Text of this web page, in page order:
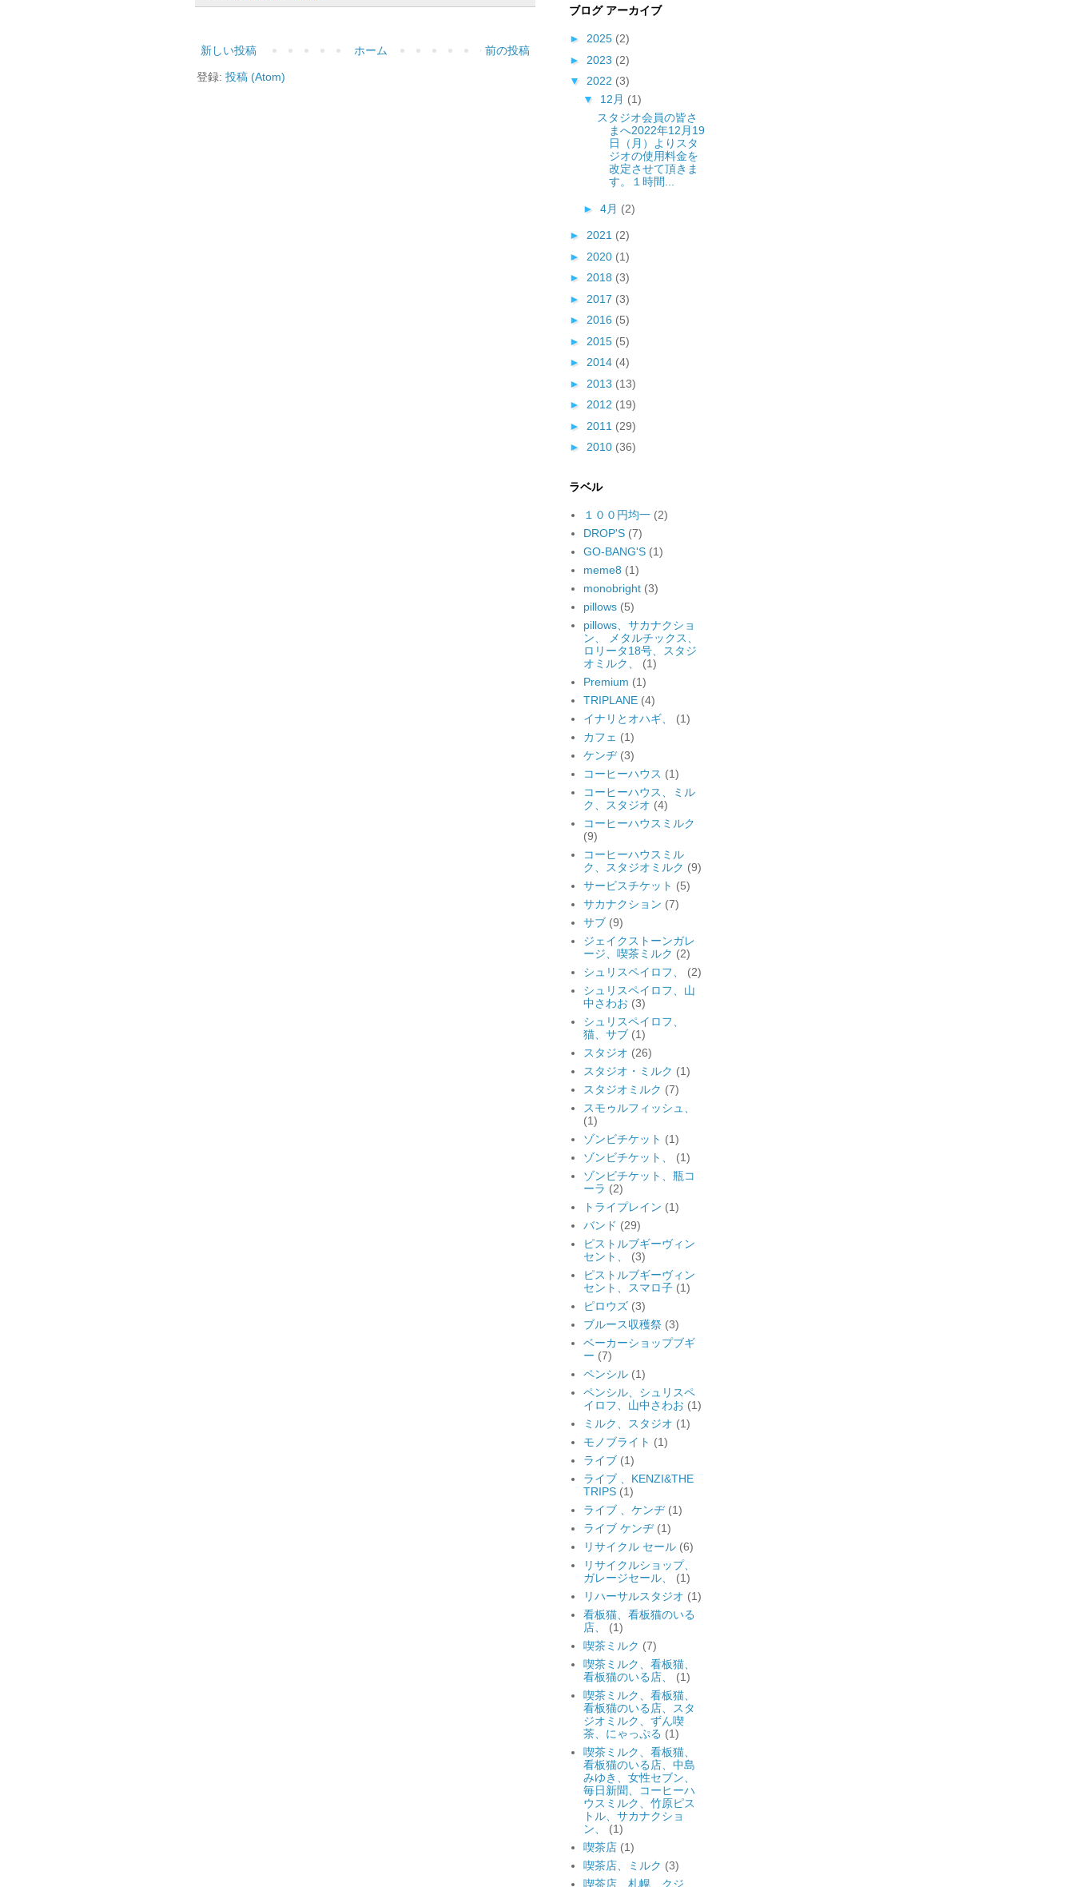
新しい投稿 前の投稿
ホーム
登録: 投稿 (Atom)
ブログ アーカイブ
► 2025 (2)
► 2023 (2)
▼ 2022 (3)
▼ 12月 (1)
スタジオ会員の皆さ
まへ2022年12月19
日（月）よりスタ
ジオの使用料金を
改定させて頂きま
す。１時間...
► 4月 (2)
► 2021 (2)
► 2020 (1)
► 2018 (3)
► 2017 (3)
► 2016 (5)
► 2015 (5)
► 2014 (4)
► 2013 (13)
► 2012 (19)
► 2011 (29)
► 2010 (36)
ラベル
１００円均一 (2)
DROP'S (7)
GO-BANG'S (1)
meme8 (1)
monobright (3)
pillows (5)
pillows、サカナクショ
ン、 メタルチックス、
ロリータ18号、スタジ
オミルク、
(1)
Premium (1)
TRIPLANE (4)
イナリとオハギ、
(1)
カフェ (1)
ケンヂ (3)
コーヒーハウス (1)
コーヒーハウス、ミル
ク、スタジオ (4)
コーヒーハウスミルク
(9)
コーヒーハウスミル
ク、スタジオミルク (9)
サービスチケット (5)
サカナクション (7)
サブ (9)
ジェイクストーンガレ
ージ、喫茶ミルク (2)
シュリスペイロフ、
(2)
シュリスペイロフ、山
中さわお (3)
シュリスペイロフ、
猫、サブ (1)
スタジオ (26)
スタジオ・ミルク (1)
スタジオミルク (7)
スモゥルフィッシュ、
(1)
ゾンビチケット (1)
ゾンビチケット、
(1)
ゾンビチケット、瓶コ
ーラ (2)
トライプレイン (1)
バンド (29)
ピストルブギーヴィン
セント、
(3)
ピストルブギーヴィン
セント、スマロ子 (1)
ピロウズ (3)
ブルース収穫祭 (3)
ベーカーショップブギ
ー (7)
ペンシル (1)
ペンシル、シュリスペ
イロフ、山中さわお (1)
ミルク、スタジオ (1)
モノブライト (1)
ライブ (1)
ライブ 、KENZI&THE
TRIPS (1)
ライブ 、ケンヂ (1)
ライブ ケンヂ (1)
リサイクル セール (6)
リサイクルショップ、
ガレージセール、
(1)
リハーサルスタジオ (1)
看板猫、看板猫のいる
店、
(1)
喫茶ミルク (7)
喫茶ミルク、看板猫、
看板猫のいる店、
(1)
喫茶ミルク、看板猫、
看板猫のいる店、スタ
ジオミルク、ずん喫
茶、にゃっぷる (1)
喫茶ミルク、看板猫、
看板猫のいる店、中島
みゆき、女性セブン、
毎日新聞、コーヒーハ
ウスミルク、竹原ピス
トル、サカナクショ
ン、
(1)
喫茶店 (1)
喫茶店、ミルク (3)
喫茶店、札幌、クジ、